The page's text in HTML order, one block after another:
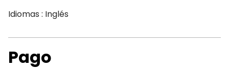
Idiomas : Inglés
Pago